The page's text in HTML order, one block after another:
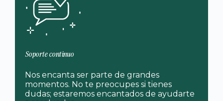
Soporte continuo
Nos encanta ser parte de grandes
momentos. No te preocupes si tienes
dudas; estaremos encantados de ayudarte